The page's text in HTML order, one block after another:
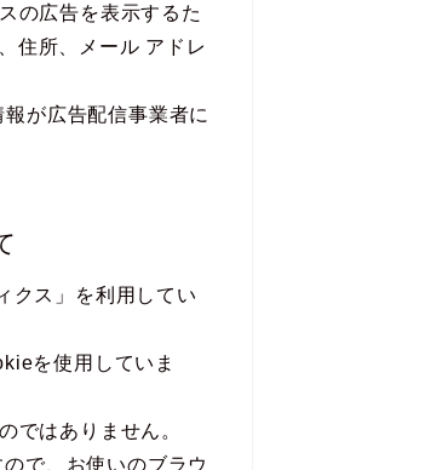
の広告を表示するた
住所、メール アドレ
が広告配信事業者に
クス」を利用してい
を使用していま
ではありません。
で、お使いのブラウ